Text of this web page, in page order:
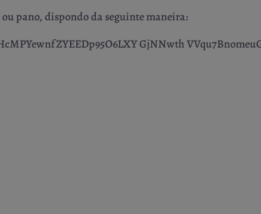
pano, dispondo da seguinte maneira: